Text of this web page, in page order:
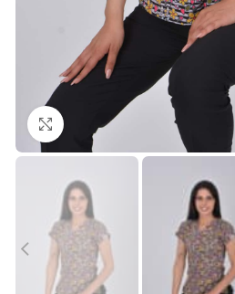
Büyütmek için tıklayın